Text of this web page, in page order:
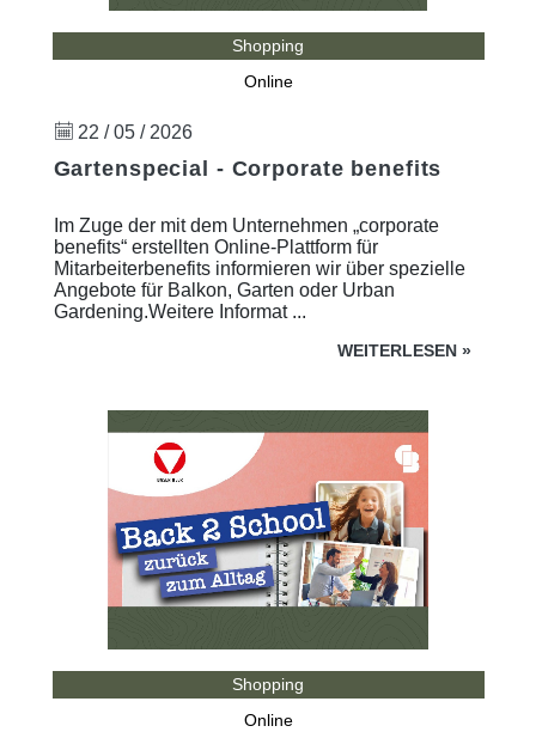
Shopping
Online
22 / 05 / 2026
Gartenspecial - Corporate benefits
Im Zuge der mit dem Unternehmen „corporate
benefits“ erstellten Online-Plattform für
Mitarbeiterbenefits informieren wir über spezielle
Angebote für Balkon, Garten oder Urban
Gardening.Weitere Informat ...
WEITERLESEN »
Shopping
Online